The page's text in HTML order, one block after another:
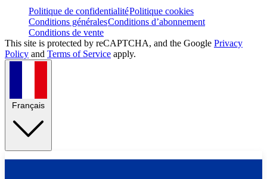
Politique de confidentialitéPolitique cookies
Conditions généralesConditions d’abonnement
Conditions de vente
This site is protected by reCAPTCHA, and the Google Privacy
Policy and Terms of Service apply.
Français